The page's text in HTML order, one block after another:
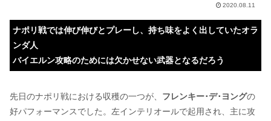
2020.08.11
ナポリ戦では伸び伸びとプレーし、持ち味をよく出していたオラ
ンダ人
バイエルン攻略のためには欠かせない武器となるだろう
先日のナポリ戦における収穫の一つが、 フレンキー･デ･ヨングの
好パフォーマンスでした。左インテリオールで起用され、主に攻